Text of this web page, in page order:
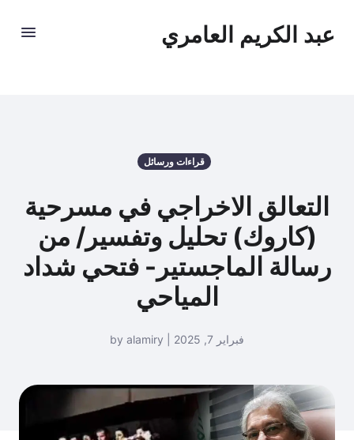
عبد الكريم العامري
قراءات ورسائل
التعالق الاخراجي في مسرحية
(كاروك) تحليل وتفسير/ من
رسالة الماجستير- فتحي شداد
المياحي
فبراير 7, 2025 | by alamiry